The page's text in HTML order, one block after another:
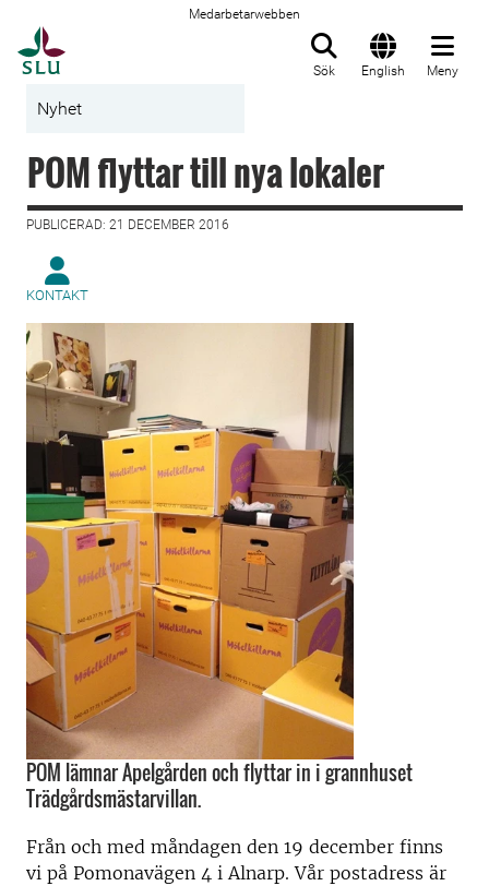
Medarbetarwebben
Sök English Meny
Nyhet
POM flyttar till nya lokaler
PUBLICERAD: 21 DECEMBER 2016
KONTAKT
POM lämnar Apelgården och flyttar in i grannhuset
Trädgårdsmästarvillan.
Från och med måndagen den 19 december finns
vi på Pomonavägen 4 i Alnarp. Vår postadress är